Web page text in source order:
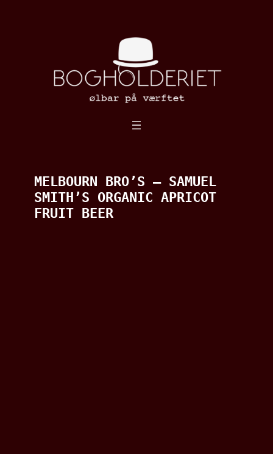
MELBOURN BRO’S – SAMUEL
SMITH’S ORGANIC APRICOT
FRUIT BEER